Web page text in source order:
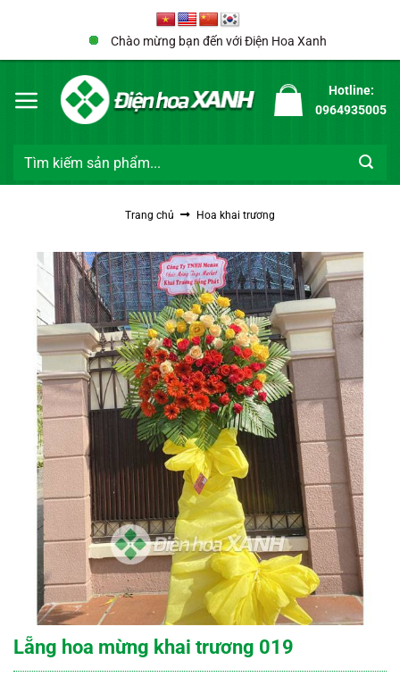
Chào mừng bạn đến với Điện Hoa Xanh
Hotline:
0964935005
Tìm
Trang chủ Hoa khai trương
Sale
Lẵng hoa mừng khai trương 019